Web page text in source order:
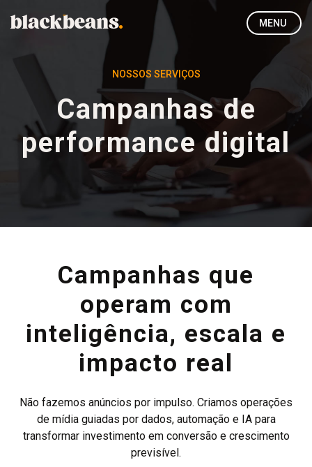
MENU
NOSSOS SERVIÇOS
Campanhas de
performance digital
Campanhas que
operam com
inteligência, escala e
impacto real
Não fazemos anúncios por impulso. Criamos operações
de mídia guiadas por dados, automação e IA para
transformar investimento em conversão e crescimento
previsível.